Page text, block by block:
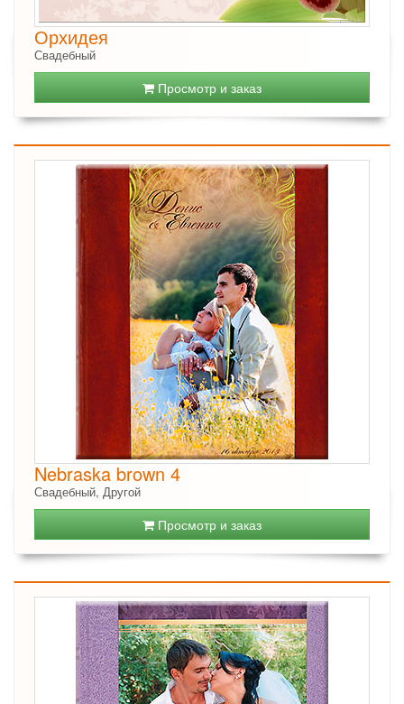
Орхидея
Свадебный
Просмотр и заказ
Nebraska brown 4
Свадебный, Другой
Просмотр и заказ